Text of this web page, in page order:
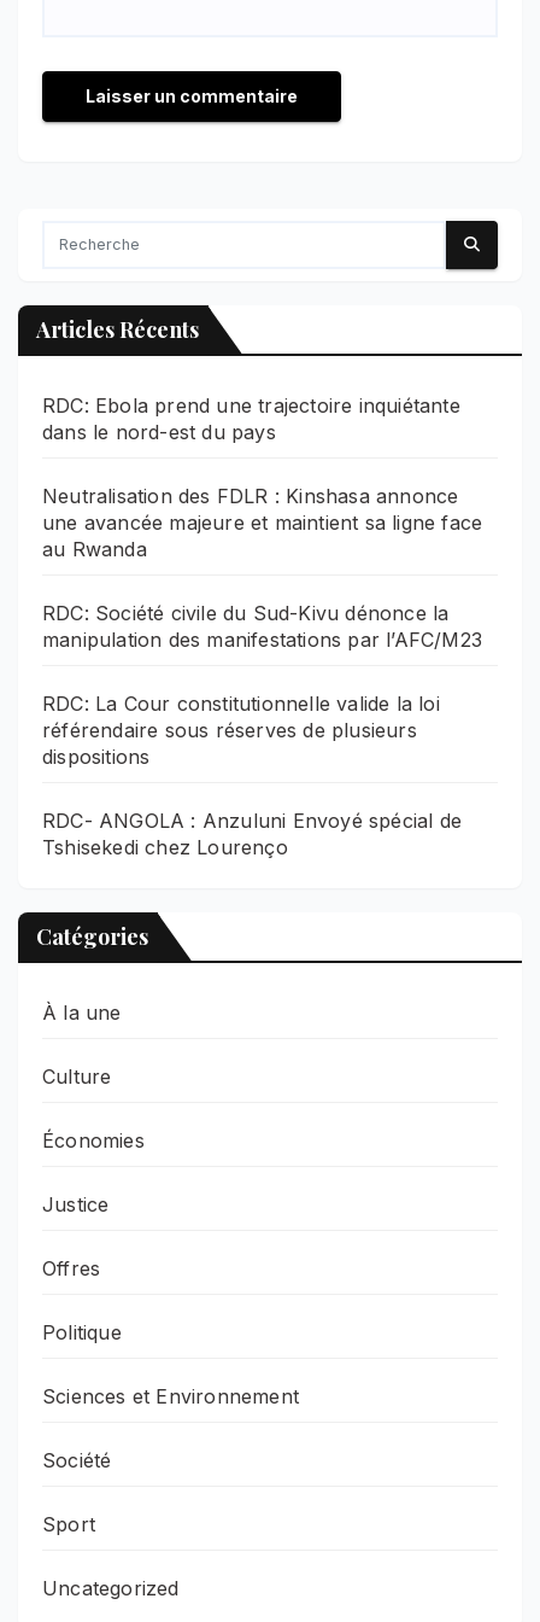
Articles Récents
RDC: Ebola prend une trajectoire inquiétante
dans le nord-est du pays
Neutralisation des FDLR : Kinshasa annonce
une avancée majeure et maintient sa ligne face
au Rwanda
RDC: Société civile du Sud-Kivu dénonce la
manipulation des manifestations par l’AFC/M23
RDC: La Cour constitutionnelle valide la loi
référendaire sous réserves de plusieurs
dispositions
RDC- ANGOLA : Anzuluni Envoyé spécial de
Tshisekedi chez Lourenço
Catégories
À la une
Culture
Économies
Justice
Offres
Politique
Sciences et Environnement
Société
Sport
Uncategorized